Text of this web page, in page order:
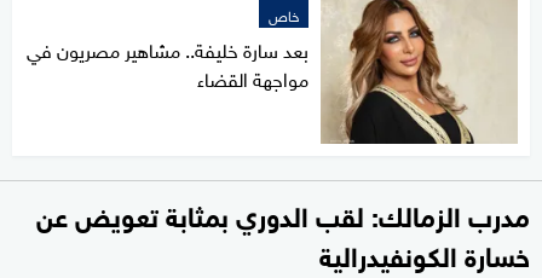
خاص
بعد سارة خليفة.. مشاهير مصريون في
مواجهة القضاء
مدرب الزمالك: لقب الدوري بمثابة تعويض عن
خسارة الكونفيدرالية